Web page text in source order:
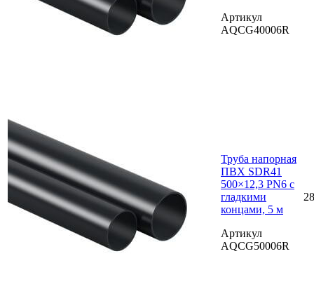
Артикул
AQCG40006R
Труба напорная
ПВХ SDR41
500×12,3 PN6 с
гладкими
концами, 5 м
Артикул
AQCG50006R